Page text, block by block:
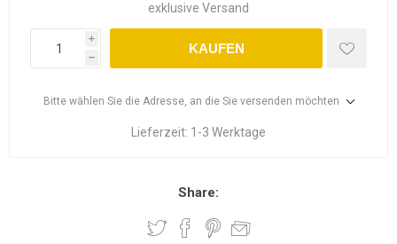
exklusive Versand
i
h
KAUFEN
Bitte wählen Sie die Adresse, an die Sie versenden möchten
Lieferzeit: 1-3 Werktage
Share: